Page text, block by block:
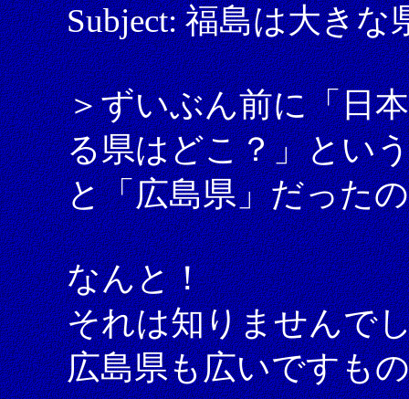
Subject: 福島は大きな
＞ずいぶん前に「日
る県はどこ？」とい
と「広島県」だった
なんと！
それは知りませんで
広島県も広いですも